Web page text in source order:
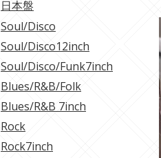
日本盤
Soul/Disco
Soul/Disco12inch
Soul/Disco/Funk7inch
Blues/R&B/Folk
Blues/R&B 7inch
Rock
Rock7inch